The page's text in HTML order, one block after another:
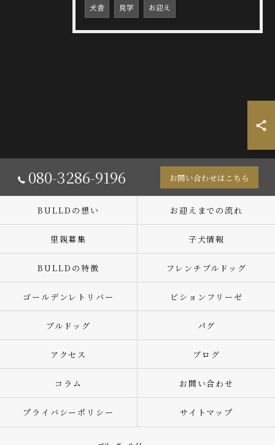
犬舎 見学 お迎え
080-3286-9196 お問い合わせはこちら
BULLDの想い お迎えまでの流れ
里親募集 子犬情報
BULLDの特徴 フレンチブルドッグ
ゴールデンレトリバー ビションフリーゼ
ブルドッグ パグ
アクセス ブログ
コラム お問い合わせ
プライバシーポリシー サイトマップ